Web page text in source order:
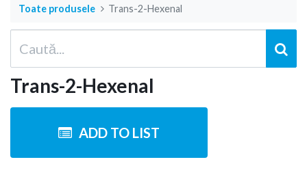
Toate produsele Trans-2-Hexenal
Trans-2-Hexenal
ADD TO LIST